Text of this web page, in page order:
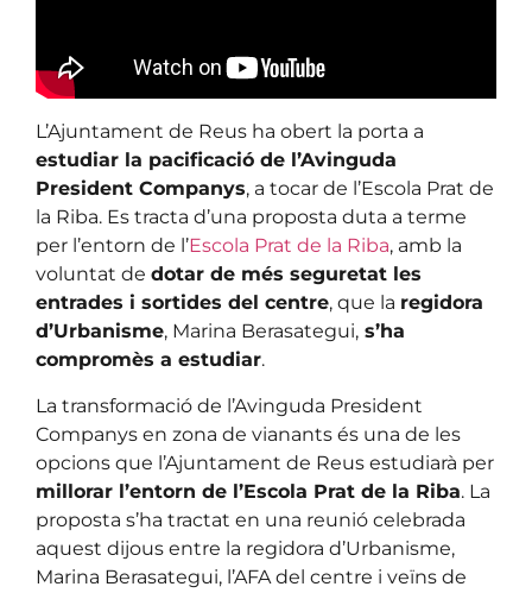
L’Ajuntament de Reus ha obert la porta a
estudiar la pacificació de l’Avinguda
President Companys, a tocar de l’Escola Prat de
la Riba. Es tracta d’una proposta duta a terme
per l’entorn de l’Escola Prat de la Riba, amb la
voluntat de dotar de més seguretat les
entrades i sortides del centre, que la regidora
d’Urbanisme, Marina Berasategui, s’ha
compromès a estudiar.
La transformació de l’Avinguda President
Companys en zona de vianants és una de les
opcions que l’Ajuntament de Reus estudiarà per
millorar l’entorn de l’Escola Prat de la Riba. La
proposta s’ha tractat en una reunió celebrada
aquest dijous entre la regidora d’Urbanisme,
Marina Berasategui, l’AFA del centre i veïns de